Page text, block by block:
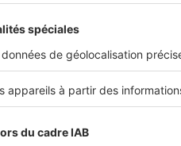
équipements sont aussi
remplacement
on retrouve les gardes-
(baies vitrées) ou fenêtres,